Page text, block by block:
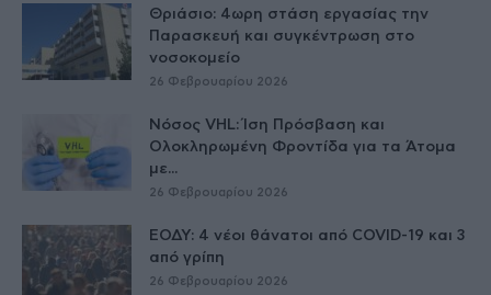
Θριάσιο: 4ωρη στάση εργασίας την
Παρασκευή και συγκέντρωση στο
νοσοκομείο
26 Φεβρουαρίου 2026
Νόσος VHL: Ίση Πρόσβαση και
Ολοκληρωμένη Φροντίδα για τα Άτομα
με...
26 Φεβρουαρίου 2026
ΕΟΔΥ: 4 νέοι θάνατοι από COVID-19 και 3
από γρίπη
26 Φεβρουαρίου 2026